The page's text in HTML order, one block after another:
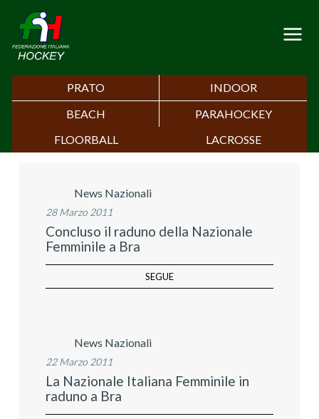
PRATO
INDOOR
BEACH
PARAHOCKEY
FLOORBALL
LACROSSE
News Nazionali
28 Marzo 2011
Concluso il raduno della Nazionale
Femminile a Bra
SEGUE
News Nazionali
22 Marzo 2011
La Nazionale Italiana Femminile in
raduno a Bra